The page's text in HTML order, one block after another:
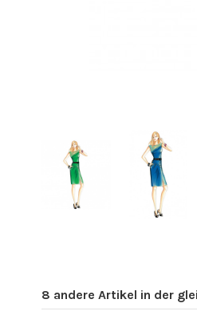
8 andere Artikel in der